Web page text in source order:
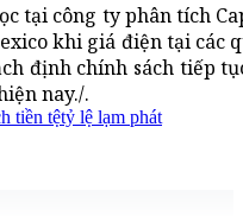
tại công ty phân tích
khi giá điện tại các
định chính sách tiếp
nay./.
tiền tệtỷ lệ lạm phát